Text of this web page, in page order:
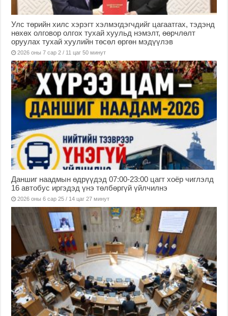
Улс төрийн хилс хэрэгт хэлмэгдэгчдийг цагаатгах, тэдэнд
нөхөх олговор олгох тухай хуульд нэмэлт, өөрчлөлт
оруулах тухай хуулийн төсөл өргөн мэдүүлэв
2026 оны 7 сар 2 / 11 цаг 50 минут
Даншиг наадмын өдрүүдэд 07:00-23:00 цагт хоёр чиглэлд
16 автобус иргэдэд үнэ төлбөргүй үйлчилнэ
2026 оны 6 сар 25 / 14 цаг 27 минут